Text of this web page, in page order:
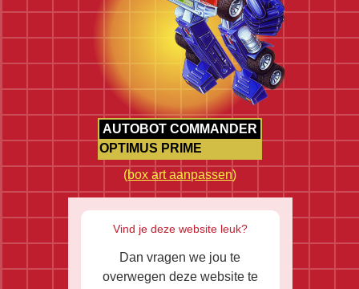
AUTOBOT COMMANDER
OPTIMUS PRIME
(box art aanpassen)
Vind je deze website leuk?
Dan vragen we jou te
overwegen deze website te